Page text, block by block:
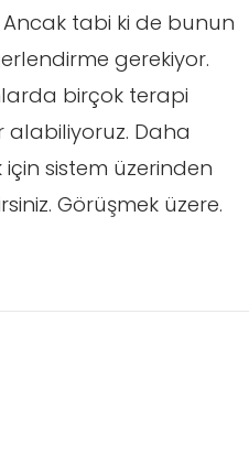
Ancak tabi ki de bunun
gerekiyor.
birçok terapi
alabiliyoruz. Daha
sistem üzerinden
Görüşmek üzere.